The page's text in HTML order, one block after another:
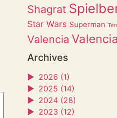
Shagrat
Star Wars Superman
Valencia
Archives
► 2026 (1)
► 2025 (14)
► 2024 (28)
► 2023 (12)